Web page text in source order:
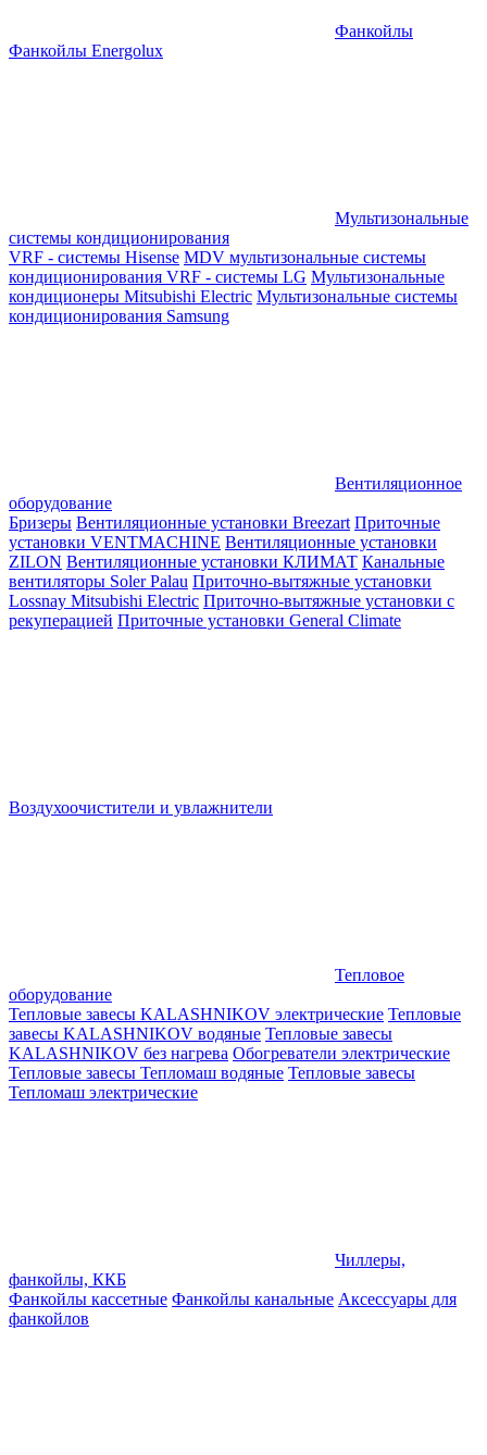
Фанкойлы
Фанкойлы Energolux
Мультизональные
системы кондиционирования
VRF - системы Hisense MDV мультизональные системы
кондиционирования VRF - системы LG Мультизональные
кондиционеры Mitsubishi Electric Мультизональные системы
кондиционирования Samsung
Вентиляционное
оборудование
Бризеры Вентиляционные установки Breezart Приточные
установки VENTMACHINE Вентиляционные установки
ZILON Вентиляционные установки КЛИМАТ Канальные
вентиляторы Soler Palau Приточно-вытяжные установки
Lossnay Mitsubishi Electric Приточно-вытяжные установки с
рекуперацией Приточные установки General Climate
Воздухоочистители и увлажнители
Тепловое
оборудование
Тепловые завесы KALASHNIKOV электрические Тепловые
завесы KALASHNIKOV водяные Тепловые завесы
KALASHNIKOV без нагрева Обогреватели электрические
Тепловые завесы Тепломаш водяные Тепловые завесы
Тепломаш электрические
Чиллеры,
фанкойлы, ККБ
Фанкойлы кассетные Фанкойлы канальные Аксессуары для
фанкойлов